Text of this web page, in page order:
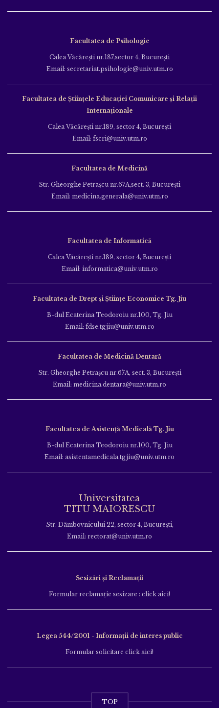
Facultatea de Psihologie
Calea Văcăreşti nr.187,sector 4, Bucureşti
Email: secretariat.psihologie@univ.utm.ro
Facultatea de Ştiinţele Educației Comunicare și Relații
Internaționale
Calea Văcăreşti nr.189, sector 4, Bucureşti
Email: fscri@univ.utm.ro
Facultatea de Medicină
Str. Gheorghe Petraşcu nr.67A,sect. 3, Bucureşti
Email: medicina.generala@univ.utm.ro
Facultatea de Informatică
Calea Văcăreşti nr.189, sector 4, Bucureşti
Email: informatica@univ.utm.ro
Facultatea de Drept și Științe Economice Tg. Jiu
B-dul Ecaterina Teodoroiu nr.100, Tg. Jiu
Email: fdse.tgjiu@univ.utm.ro
Facultatea de Medicină Dentară
Str. Gheorghe Petraşcu nr.67A, sect. 3, Bucureşti
Email: medicina.dentara@univ.utm.ro
Facultatea de Asistență Medicală Tg. Jiu
B-dul Ecaterina Teodoroiu nr.100, Tg. Jiu
Email: asistentamedicala.tgjiu@univ.utm.ro
Universitatea
TITU MAIORESCU
Str. Dâmbovnicului 22, sector 4, București,
Email: rectorat@univ.utm.ro
Sesizări și Reclamații
Formular reclamație sesizare : click aici!
Legea 544/2001 - Informații de interes public
Formular solicitare click aici!
TOP